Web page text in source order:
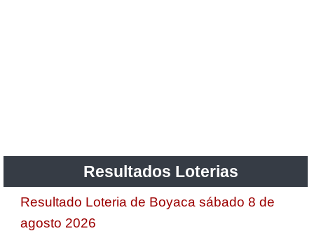
Resultados Loterias
Resultado Loteria de Boyaca sábado 8 de
agosto 2026